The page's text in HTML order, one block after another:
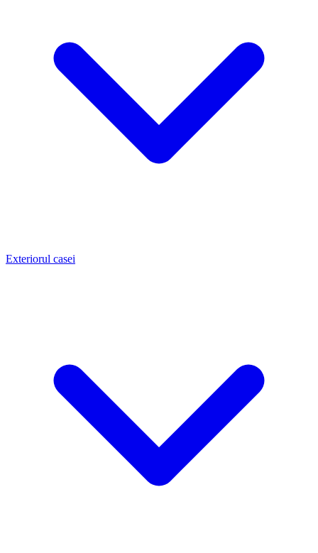
Exteriorul casei